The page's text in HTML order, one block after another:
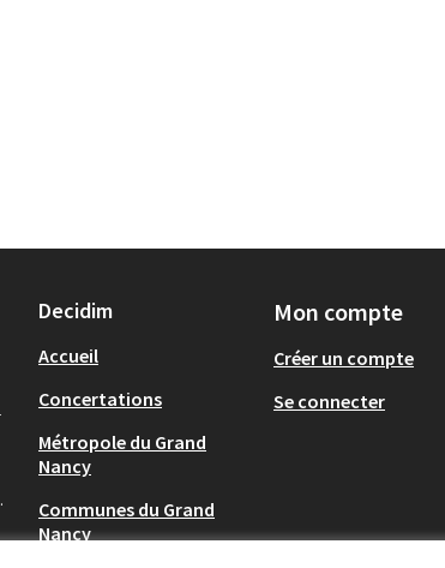
Decidim
Accueil
Concertations
Métropole du Grand
Nancy
Communes du Grand
Nancy
Mon compte
Créer un compte
Se connecter